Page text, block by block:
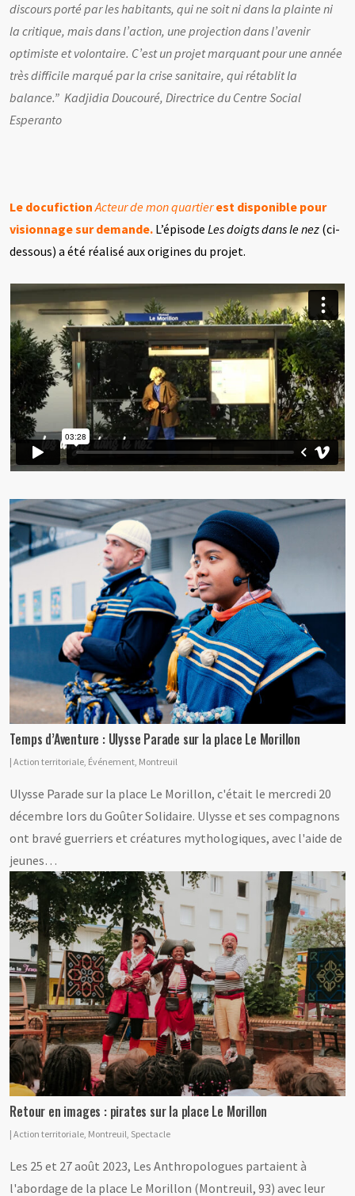
discours porté par les habitants, qui ne soit ni dans la plainte ni
la critique, mais dans l’action, une projection dans l’avenir
optimiste et volontaire. C’est un projet marquant pour une année
très difficile marqué par la crise sanitaire, qui rétablit la
balance.”Kadjidia Doucouré, Directrice du Centre Social
Esperanto
Le docufictionActeur de mon quartierest disponible pour
visionnage sur demande. L’épisodeLes doigts dans le nez (ci-
dessous) a été réalisé aux origines du projet.
Temps d’Aventure : Ulysse Parade sur la place Le Morillon
|Action territoriale, Événement, Montreuil
Ulysse Parade sur la place Le Morillon, c'était le mercredi 20
décembre lors du Goûter Solidaire. Ulysse et ses compagnons
ont bravé guerriers et créatures mythologiques, avec l'aide de
jeunes…
Retour en images : pirates sur la place Le Morillon
|Action territoriale, Montreuil, Spectacle
Les 25 et 27 août 2023, Les Anthropologues partaient à
l'abordage de la place Le Morillon (Montreuil, 93) avec leur